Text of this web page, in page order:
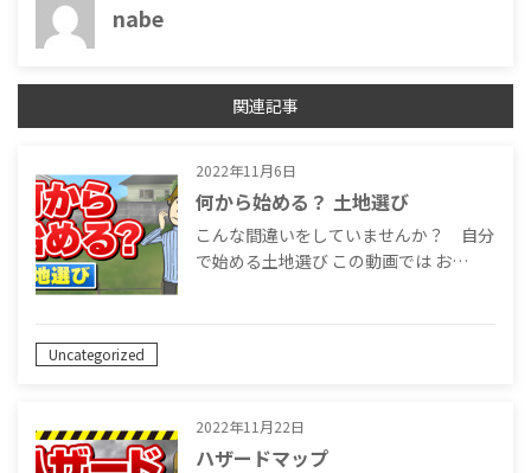
nabe
関連記事
2022年11月6日
何から始める？ 土地選び
こんな間違いをしていませんか？ 自分
で始める土地選び この動画では お…
Uncategorized
2022年11月22日
ハザードマップ